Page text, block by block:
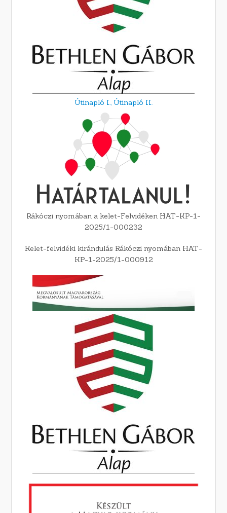
Útinapló I., Útinapló II.
Rákóczi nyomában a kelet-Felvidéken HAT-KP-1-
2025/1-000232
Kelet-felvidéki kirándulás Rákóczi nyomában HAT-
KP-1-2025/1-000912